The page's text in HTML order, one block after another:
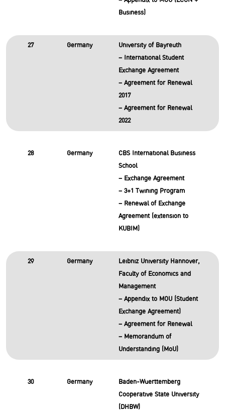
Business)
27 Germany
University of Bayreuth
– International Student
Exchange Agreement
– Agreement for Renewal
2017
– Agreement for Renewal
2022
28 Germany
CBS International Business
School
– Exchange Agreement
– 3+1 Twining Program
– Renewal of Exchange
Agreement (extension to
KUBIM)
29 Germany
Leibniz University Hannover,
Faculty of Economics and
Management
– Appendix to MOU (Student
Exchange Agreement)
– Agreement for Renewal
– Memorandum of
Understanding (MoU)
30 Germany
Baden-Wuerttemberg
Cooperative State University
(DHBW)